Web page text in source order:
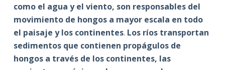
como el agua y el viento, son responsables del
movimiento de hongos a mayor escala en todo
el paisaje y los continentes. Los ríos transportan
sedimentos que contienen propágulos de
hongos a través de los continentes, las